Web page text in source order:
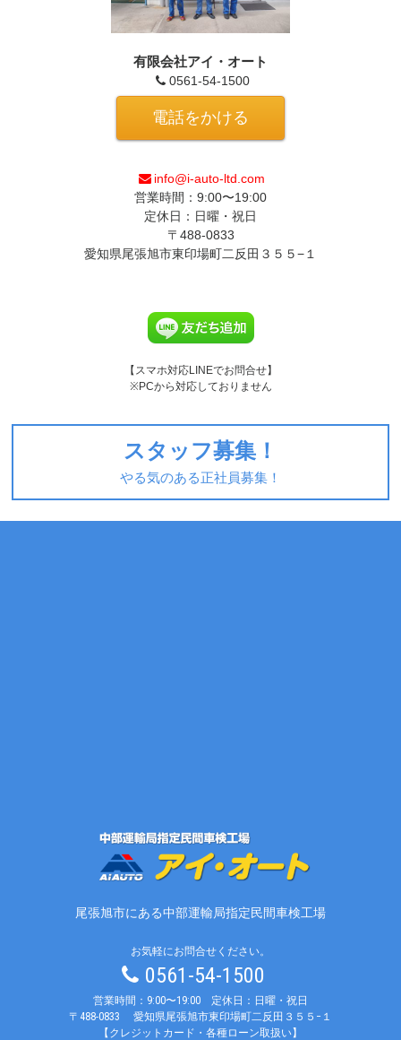
有限会社アイ・オート
0561-54-1500
電話をかける
info@i-auto-ltd.com
営業時間：9:00〜19:00
定休日：日曜・祝日
〒488-0833
愛知県尾張旭市東印場町二反田３５５−１
【スマホ対応LINEでお問合せ】
※PCから対応しておりません
スタッフ募集！
やる気のある正社員募集！
尾張旭市にある中部運輸局指定民間車検工場
お気軽にお問合せください。
0561-54-1500
営業時間：9:00〜19:00 定休日：日曜・祝日
〒488-0833
愛知県尾張旭市東印場町二反田３５５−１
【クレジットカード・各種ローン取扱い】